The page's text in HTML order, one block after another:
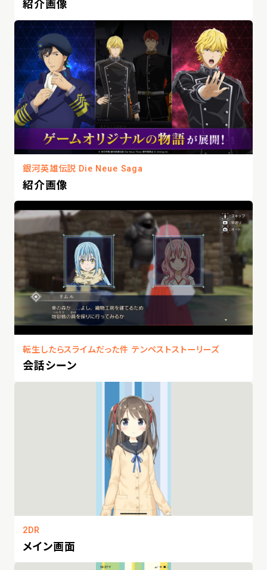
紹介画像
銀河英雄伝説 Die Neue Saga
紹介画像
転生したらスライムだった件 テンペストストーリーズ
会話シーン
2DR
メイン画面